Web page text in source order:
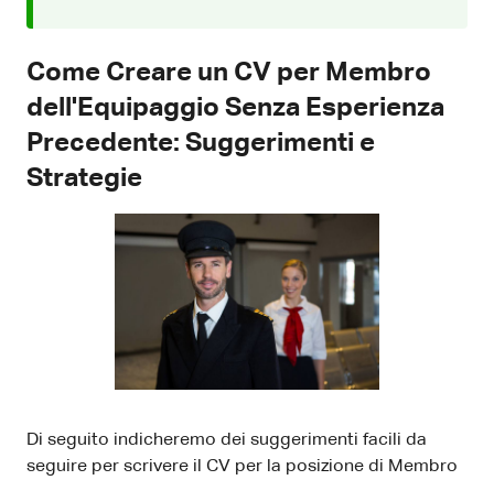
Come Creare un CV per Membro
dell'Equipaggio Senza Esperienza
Precedente: Suggerimenti e
Strategie
Di seguito indicheremo dei suggerimenti facili da
seguire per scrivere il CV per la posizione di Membro